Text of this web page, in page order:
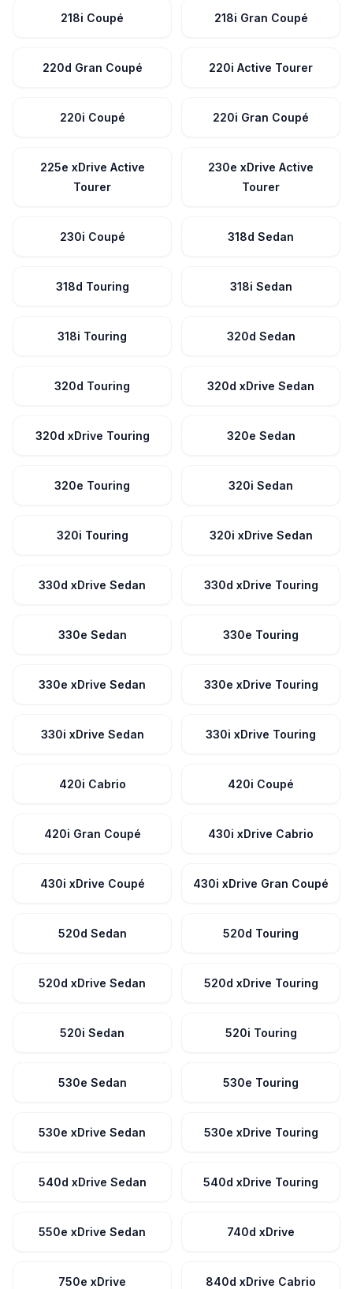
218i Coupé 218i Gran Coupé
220d Gran Coupé 220i Active Tourer
220i Coupé 220i Gran Coupé
225e xDrive Active
Tourer
230e xDrive Active
Tourer
230i Coupé 318d Sedan
318d Touring 318i Sedan
318i Touring 320d Sedan
320d Touring 320d xDrive Sedan
320d xDrive Touring 320e Sedan
320e Touring 320i Sedan
320i Touring 320i xDrive Sedan
330d xDrive Sedan 330d xDrive Touring
330e Sedan 330e Touring
330e xDrive Sedan 330e xDrive Touring
330i xDrive Sedan 330i xDrive Touring
420i Cabrio 420i Coupé
420i Gran Coupé 430i xDrive Cabrio
430i xDrive Coupé 430i xDrive Gran Coupé
520d Sedan 520d Touring
520d xDrive Sedan 520d xDrive Touring
520i Sedan 520i Touring
530e Sedan 530e Touring
530e xDrive Sedan 530e xDrive Touring
540d xDrive Sedan 540d xDrive Touring
550e xDrive Sedan 740d xDrive
750e xDrive 840d xDrive Cabrio